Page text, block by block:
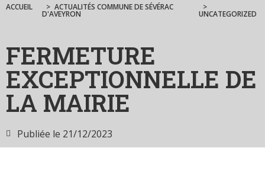
ACCUEIL > ACTUALITÉS COMMUNE DE SÉVÉRAC
D'AVEYRON
>
UNCATEGORIZED
FERMETURE
EXCEPTIONNELLE DE
LA MAIRIE
Publiée le 21/12/2023